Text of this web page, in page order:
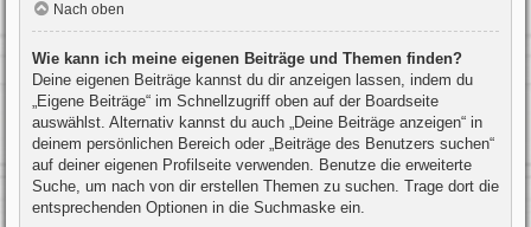
Nach oben
Wie kann ich meine eigenen Beiträge und Themen finden?
Deine eigenen Beiträge kannst du dir anzeigen lassen, indem du
„Eigene Beiträge“ im Schnellzugriff oben auf der Boardseite
auswählst. Alternativ kannst du auch „Deine Beiträge anzeigen“ in
deinem persönlichen Bereich oder „Beiträge des Benutzers suchen“
auf deiner eigenen Profilseite verwenden. Benutze die erweiterte
Suche, um nach von dir erstellen Themen zu suchen. Trage dort die
entsprechenden Optionen in die Suchmaske ein.